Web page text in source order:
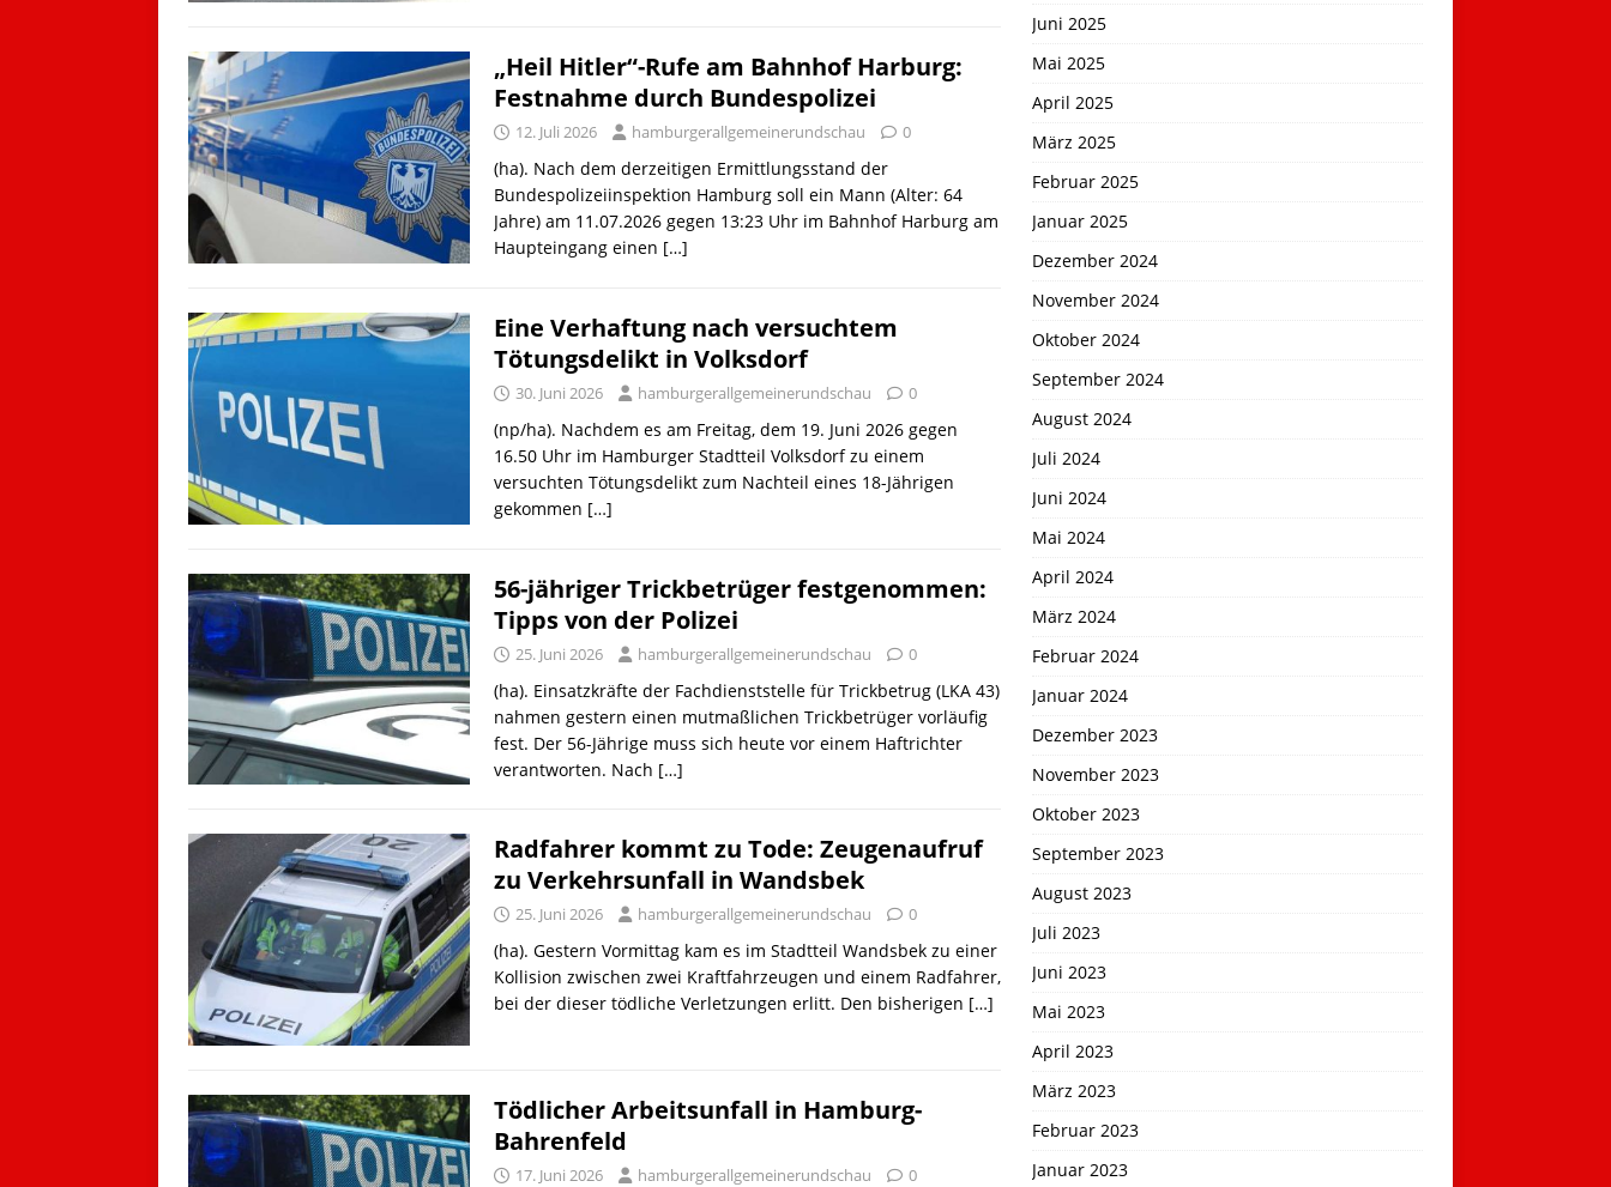
„Heil Hitler“-Rufe am Bahnhof Harburg:
Festnahme durch Bundespolizei
12. Juli 2026 hamburgerallgemeinerundschau 0
(ha). Nach dem derzeitigen Ermittlungsstand der
Bundespolizeiinspektion Hamburg soll ein Mann (Alter: 64
Jahre) am 11.07.2026 gegen 13:23 Uhr im Bahnhof Harburg am
Haupteingang einen […]
Eine Verhaftung nach versuchtem
Tötungsdelikt in Volksdorf
30. Juni 2026 hamburgerallgemeinerundschau 0
(np/ha). Nachdem es am Freitag, dem 19. Juni 2026 gegen
16.50 Uhr im Hamburger Stadtteil Volksdorf zu einem
versuchten Tötungsdelikt zum Nachteil eines 18-Jährigen
gekommen […]
56-jähriger Trickbetrüger festgenommen:
Tipps von der Polizei
25. Juni 2026 hamburgerallgemeinerundschau 0
(ha). Einsatzkräfte der Fachdienststelle für Trickbetrug (LKA 43)
nahmen gestern einen mutmaßlichen Trickbetrüger vorläufig
fest. Der 56-Jährige muss sich heute vor einem Haftrichter
verantworten. Nach […]
Radfahrer kommt zu Tode: Zeugenaufruf
zu Verkehrsunfall in Wandsbek
25. Juni 2026 hamburgerallgemeinerundschau 0
(ha). Gestern Vormittag kam es im Stadtteil Wandsbek zu einer
Kollision zwischen zwei Kraftfahrzeugen und einem Radfahrer,
bei der dieser tödliche Verletzungen erlitt. Den bisherigen […]
Tödlicher Arbeitsunfall in Hamburg-
Bahrenfeld
17. Juni 2026 hamburgerallgemeinerundschau 0
Juni 2025
Mai 2025
April 2025
März 2025
Februar 2025
Januar 2025
Dezember 2024
November 2024
Oktober 2024
September 2024
August 2024
Juli 2024
Juni 2024
Mai 2024
April 2024
März 2024
Februar 2024
Januar 2024
Dezember 2023
November 2023
Oktober 2023
September 2023
August 2023
Juli 2023
Juni 2023
Mai 2023
April 2023
März 2023
Februar 2023
Januar 2023